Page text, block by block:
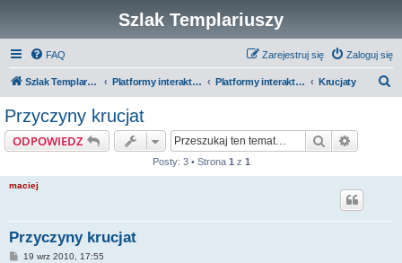
Szlak Templariuszy
FAQ Zaloguj się
Zarejestruj się
Szlak Templariuszy Platformy interaktywne Szlaku Templariuszy Platformy interaktywne - Średniowiecze Krucjaty
Przyczyny krucjat
ODPOWIEDZ Szukaj
Posty: 3 • Strona 1 z 1
maciej
Przyczyny krucjat
P19 wrz 2010, 17:55